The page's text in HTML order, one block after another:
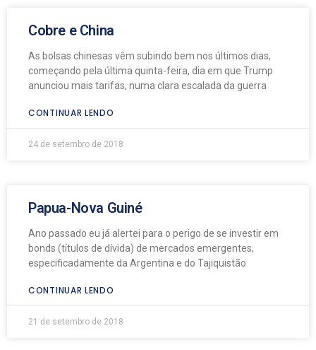
Cobre e China
As bolsas chinesas vêm subindo bem nos últimos dias,
começando pela última quinta-feira, dia em que Trump
anunciou mais tarifas, numa clara escalada da guerra
CONTINUAR LENDO
24 de setembro de 2018
Papua-Nova Guiné
Ano passado eu já alertei para o perigo de se investir em
bonds (títulos de dívida) de mercados emergentes,
especificadamente da Argentina e do Tajiquistão
CONTINUAR LENDO
21 de setembro de 2018